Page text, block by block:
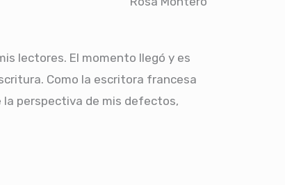
lectores. El momento llegó y es
Como la escritora francesa
la perspectiva de mis defectos,